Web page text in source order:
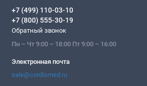
+7 (499) 110-03-10
+7 (800) 555-30-19
Обратный звонок
Пн – Чт 9:00 – 18:00 Пт 9:00 – 16:00
Электронная почта
sale@cordismed.ru